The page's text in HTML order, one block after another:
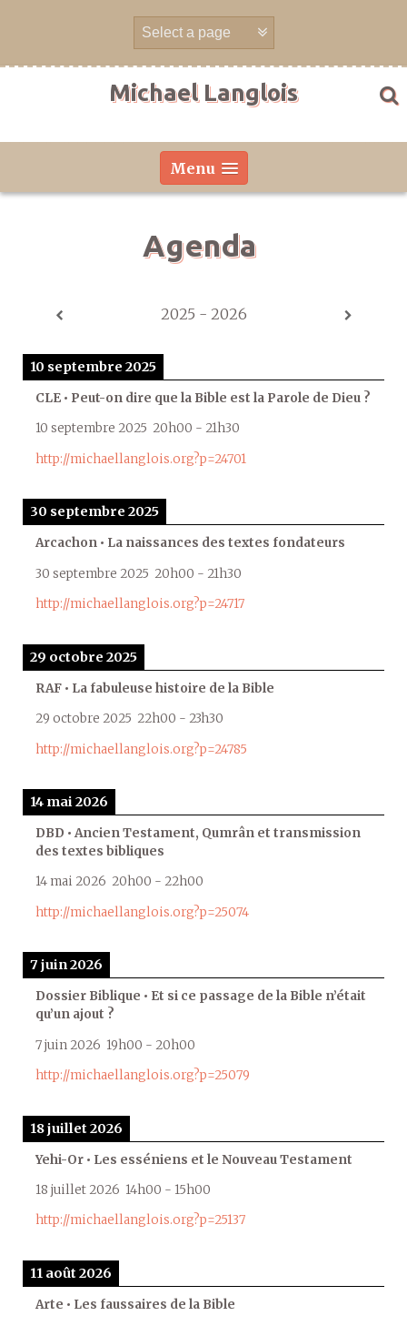
Michael Langlois
Menu
Agenda
2025 - 2026
10 septembre 2025
CLE • Peut-on dire que la Bible est la Parole de Dieu ?
10 septembre 2025 20h00 - 21h30
http://michaellanglois.org?p=24701
30 septembre 2025
Arcachon • La naissances des textes fondateurs
30 septembre 2025 20h00 - 21h30
http://michaellanglois.org?p=24717
29 octobre 2025
RAF • La fabuleuse histoire de la Bible
29 octobre 2025 22h00 - 23h30
http://michaellanglois.org?p=24785
14 mai 2026
DBD • Ancien Testament, Qumrân et transmission
des textes bibliques
14 mai 2026 20h00 - 22h00
http://michaellanglois.org?p=25074
7 juin 2026
Dossier Biblique • Et si ce passage de la Bible n’était
qu’un ajout ?
7 juin 2026 19h00 - 20h00
http://michaellanglois.org?p=25079
18 juillet 2026
Yehi-Or • Les esséniens et le Nouveau Testament
18 juillet 2026 14h00 - 15h00
http://michaellanglois.org?p=25137
11 août 2026
Arte • Les faussaires de la Bible